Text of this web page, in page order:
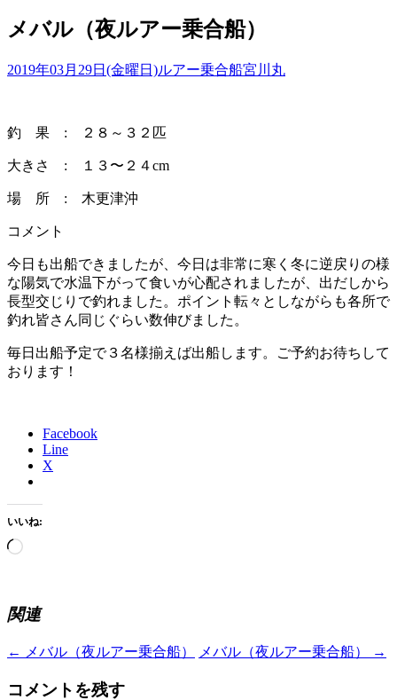
メバル（夜ルアー乗合船）
2019年03月29日(金曜日)ルアー乗合船宮川丸
釣 果 : ２８～３２匹
大きさ : １３〜２４cm
場 所 : 木更津沖
コメント
今日も出船できましたが、今日は非常に寒く冬に逆戻りの様
な陽気で水温下がって食いが心配されましたが、出だしから
長型交じりで釣れました。ポイント転々としながらも各所で
釣れ皆さん同じぐらい数伸びました。
毎日出船予定で３名様揃えば出船します。ご予約お待ちして
おります！
Facebook
Line
X
いいね:
読
中…
関連
Post
navigation
← メバル（夜ルアー乗合船） メバル（夜ルアー乗合船） →
コメントを残す